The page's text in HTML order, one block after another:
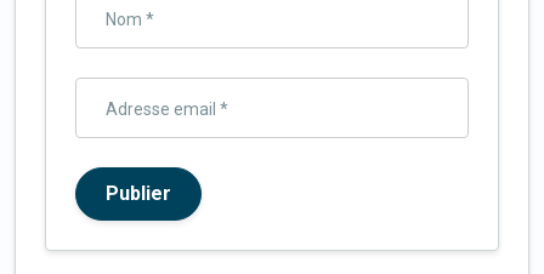
Nom *
Adresse email *
Publier